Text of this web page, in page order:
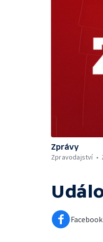
Zprávy
Zpravodajství
Facebook